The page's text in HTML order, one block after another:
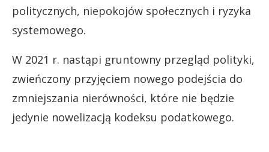
politycznych, niepokojów społecznych i ryzyka
systemowego.
W 2021 r. nastąpi gruntowny przegląd polityki,
zwieńczony przyjęciem nowego podejścia do
zmniejszania nierówności, które nie będzie
jedynie nowelizacją kodeksu podatkowego.